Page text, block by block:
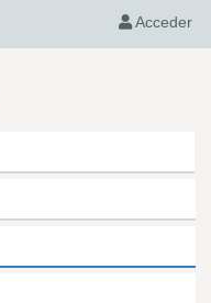
Acceder